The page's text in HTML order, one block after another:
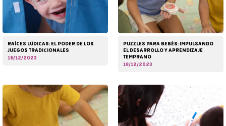
RAÍCES LÚDICAS: EL PODER DE LOS
JUEGOS TRADICIONALES
18/12/2023
PUZZLES PARA BEBÉS: IMPULSANDO
EL DESARROLLO Y APRENDIZAJE
TEMPRANO
18/12/2023